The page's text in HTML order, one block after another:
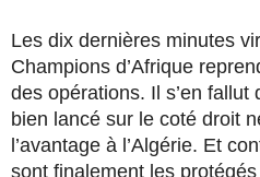
Les dix dernières minutes
Champions d’Afrique
des opérations. Il s’en
bien lancé sur le coté droit
l’avantage à l’Algérie. Et
sont finalement les